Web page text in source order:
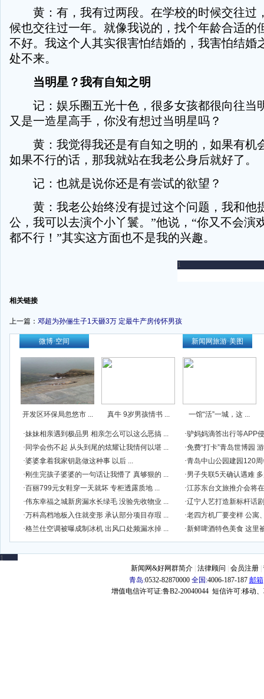
黄：有，我有过两段。在学校的时候交往过
候也交往过一年。就像我说的，找个年龄合适的
不好。我这个人其实很害怕结婚的，我害怕结婚
处不来。
当明星？我有自知之明
记：娱乐圈五光十色，很多女孩都很向往当
又是一造星高手，你没有想过当明星吗？
黄：我觉得我还是有自知之明的，如果有机
如果不行的话，那我就站在我老公身后就好了。
记：也就是说你还是有尝试的欲望？
黄：我老公始终没有提过这个问题，我和他
公，我可以去演个小丫鬟。”他说，“你又不会演
都不行！”其实这方面也不是我的兴趣。
相关链接
上一篇： 邓超为孙俪生子1天砸3万 定最牛产房传怀男孩